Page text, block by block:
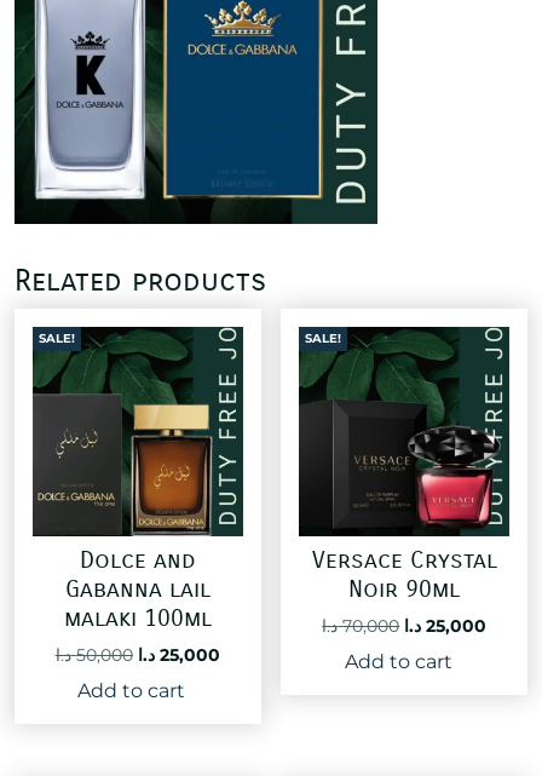
Related products
SALE!
Dolce and
Gabanna lail
malaki 100ml
50,000 د.ا
Original
price
25,000 د.ا
Current
Add to cart
SALE!
Versace Crystal
Noir 90ml
70,000 د.ا
Original
price
25,000 د.ا
Add to cart